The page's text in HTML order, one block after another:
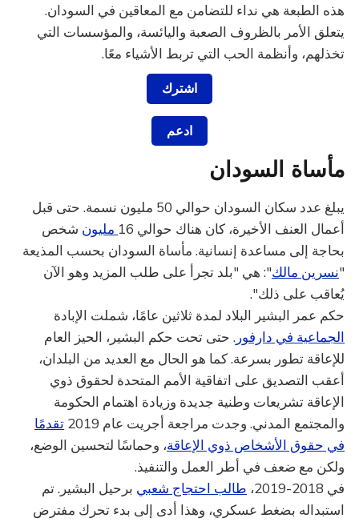
هذه الطبعة هي نداء للتضامن مع المعاقين في السودان.
يتعلق الأمر بالظروف الصعبة واليائسة، والمؤسسات التي
تخذلهم، وأنظمة الحب التي تربط الأشياء معًا.
اشترك
ادعم
مأساة السودان
يبلغ عدد سكان السودان حوالي 50 مليون نسمة. حتى قبل
أعمال العنف الأخيرة، كان هناك حوالي 16
مليون شخص
بحاجة إلى مساعدة إنسانية. مأساة السودان بحسب المذيعة
"نسرين مالك": هي "بلد تجرأ على طلب المزيد وهو الآن
يُعاقب على ذلك".
حكم عمر البشير البلاد لمدة ثلاثين عامًا، شملت الإبادة
الجماعية في دارفور . حتى تحت حكم البشير، الحيز العام
للإعاقة تطور بسرعة. كما هو الحال مع العديد من البلدان،
أعقب التصديق على اتفاقية الأمم المتحدة لحقوق ذوي
الإعاقة تشريعات وطنية جديدة وزيادة اهتمام الحكومة
والمجتمع المدني. وجدت مراجعة أجريت عام 2019
تقدمًا
في حقوق الأشخاص ذوي الإعاقة، وحماسًا لتحسين الوضع،
ولكن مع ضعف في أطر العمل والتنفيذ.
في 2018-2019،
طالب احتجاج شعبي برحيل البشير. تم
استبداله بضغط عسكري، وهذا أدى إلى بدء تحرك مفترض